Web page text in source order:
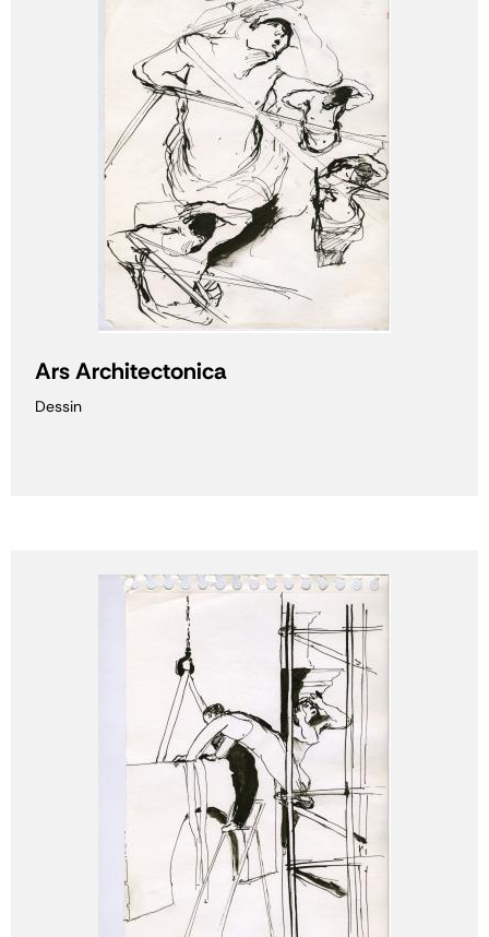
Ars Architectonica
Dessin